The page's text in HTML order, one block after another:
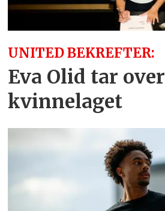
UNITED BEKREFTER:
Eva Olid tar over
kvinnelaget